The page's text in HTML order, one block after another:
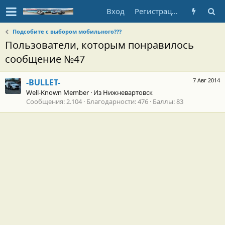
Вход Регистрация
Подсобите с выбором мобильного???
Пользователи, которым понравилось
сообщение №47
7 Авг 2014
-BULLET-
Well-Known Member · Из Нижневартовск
Сообщения 2.104 Благодарности 476 Баллы 83